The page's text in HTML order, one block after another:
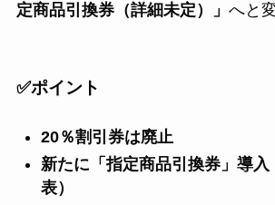
定商品引換券（詳細未定）」 へと
✅ポイント
20％割引券は廃止
新たに「指定商品引換券」導入
表）